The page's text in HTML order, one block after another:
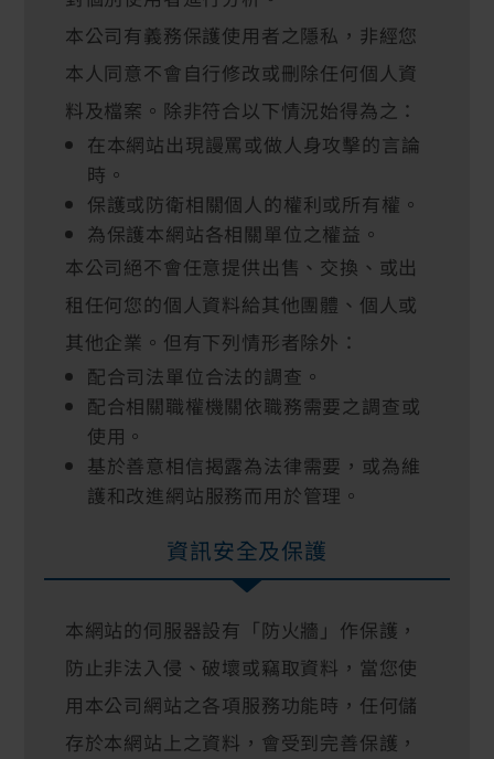
本公司有義務保護使用者之隱私，非經您
本人同意不會自行修改或刪除任何個人資
料及檔案。除非符合以下情況始得為之：
在本網站出現謾罵或做人身攻擊的言論
時。
保護或防衛相關個人的權利或所有權。
為保護本網站各相關單位之權益。
本公司絕不會任意提供出售、交換、或出
租任何您的個人資料給其他團體、個人或
其他企業。但有下列情形者除外：
配合司法單位合法的調查。
配合相關職權機關依職務需要之調查或
使用。
基於善意相信揭露為法律需要，或為維
護和改進網站服務而用於管理。
資訊安全及保護
本網站的伺服器設有「防火牆」作保護，
防止非法入侵、破壞或竊取資料，當您使
用本公司網站之各項服務功能時，任何儲
存於本網站上之資料，會受到完善保護，